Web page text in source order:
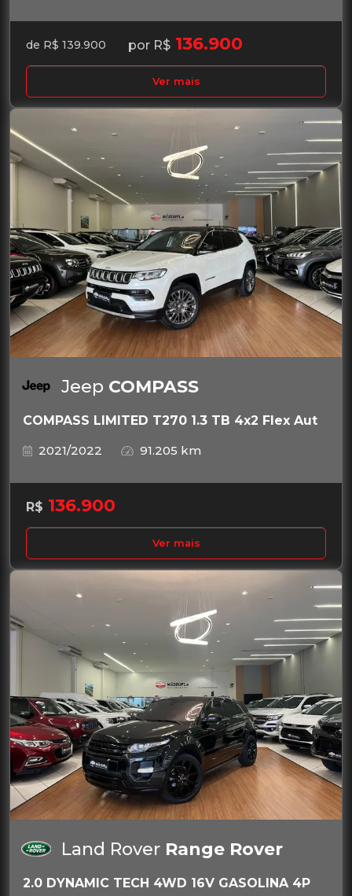
de R$ 139.900 por R$ 136.900
Ver mais
Jeep COMPASS
COMPASS LIMITED T270 1.3 TB 4x2 Flex Aut
2021/2022
91.205 km
R$ 136.900
Ver mais
Land Rover Range Rover
2.0 DYNAMIC TECH 4WD 16V GASOLINA 4P